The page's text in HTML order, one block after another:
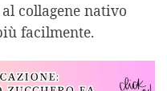
collagene nativo
facilmente.